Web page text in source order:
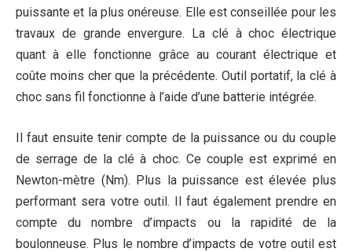
puissante et la plus onéreuse. Elle est conseillée pour les
travaux de grande envergure. La clé à choc électrique
quant à elle fonctionne grâce au courant électrique et
coûte moins cher que la précédente. Outil portatif, la clé à
choc sans fil fonctionne à l’aide d’une batterie intégrée.
Il faut ensuite tenir compte de la puissance ou du couple
de serrage de la clé à choc. Ce couple est exprimé en
Newton-mètre (Nm). Plus la puissance est élevée plus
performant sera votre outil. Il faut également prendre en
compte du nombre d’impacts ou la rapidité de la
boulonneuse. Plus le nombre d’impacts de votre outil est